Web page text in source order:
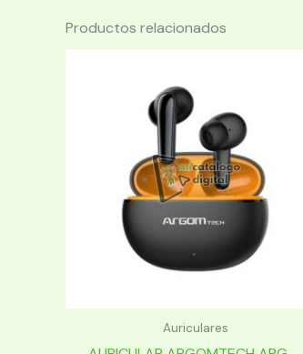
Productos relacionados
Auriculares